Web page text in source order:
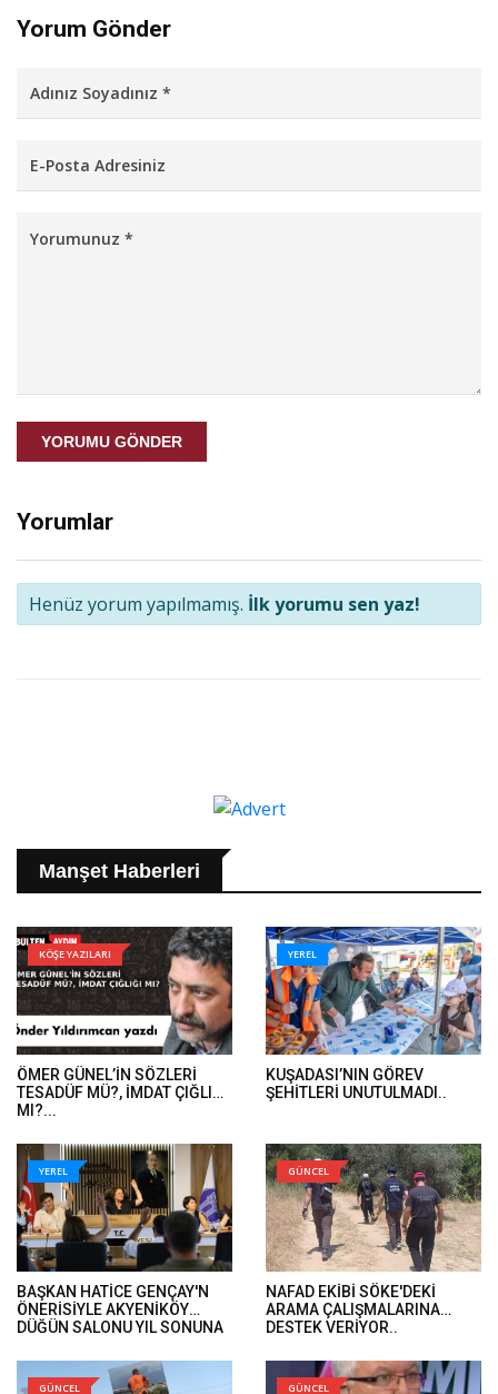
Yorum Gönder
YORUMU GÖNDER
Yorumlar
Henüz yorum yapılmamış. İlk yorumu sen yaz!
Manşet Haberleri
KÖŞE YAZILARI
ÖMER GÜNEL’İN SÖZLERİ
TESADÜF MÜ?, İMDAT ÇIĞLIĞI
MI?...
YEREL
KUŞADASI’NIN GÖREV
ŞEHİTLERİ UNUTULMADI..
YEREL
BAŞKAN HATİCE GENÇAY'N
ÖNERİSİYLE AKYENİKÖY
DÜĞÜN SALONU YIL SONUNA
GÜNCEL
NAFAD EKİBİ SÖKE'DEKİ
ARAMA ÇALIŞMALARINA
DESTEK VERİYOR..
GÜNCEL GÜNCEL